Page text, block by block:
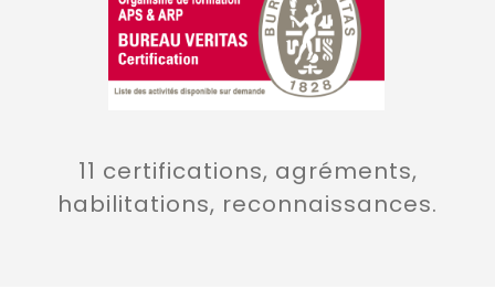
11 certifications, agréments,
habilitations, reconnaissances.